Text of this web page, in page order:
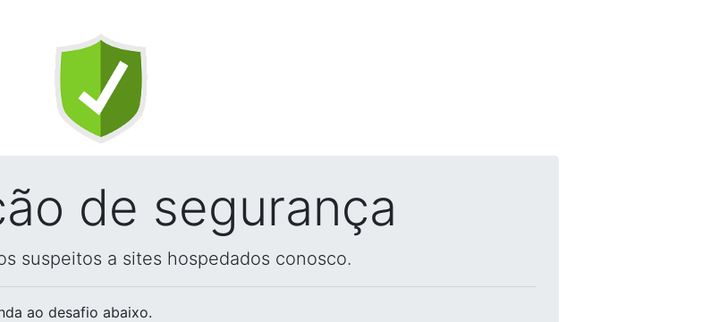
de segurança
suspeitos a sites hospedados conosco.
ao desafio abaixo.